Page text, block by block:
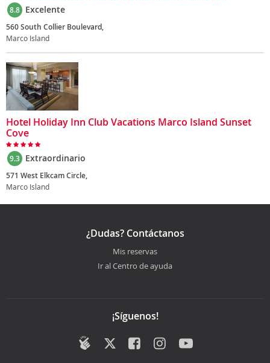
8.8 Excelente
560 South Collier Boulevard,
Marco Island
Hotel Holiday Inn Club Vacations Marco Island Sunset
Cove
9.3 Extraordinario
571 West Elkcam Circle,
Marco Island
¿Dudas? Contáctanos
Mis reservas
Ir al Centro de ayuda
¡Síguenos!